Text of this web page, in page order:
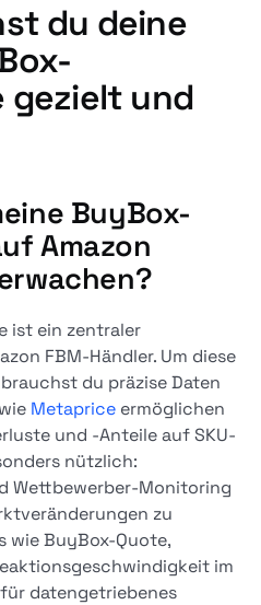
du deine
gezielt und
BuyBox-
Amazon
ist ein zentraler
FBM-Händler. Um diese
du präzise Daten
Metaprice ermöglichen
und -Anteile auf SKU-
nützlich:
Wettbewerber-Monitoring
zu
wie BuyBox-Quote,
im
datengetriebenes